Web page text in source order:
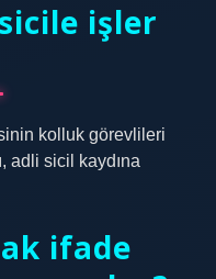
işler
kolluk görevlileri
adli sicil kaydına
ifade